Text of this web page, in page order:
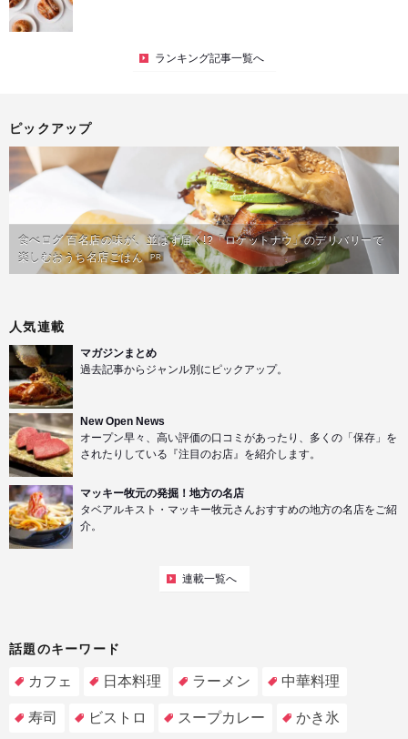
ランキング記事一覧へ
ピックアップ
食べログ 百名店の味が、並ばず届く!?「ロケットナウ」のデリバリーで
楽しむおうち名店ごはん PR
人気連載
マガジンまとめ
過去記事からジャンル別にピックアップ。
New Open News
オープン早々、高い評価の口コミがあったり、多くの「保存」を
されたりしている『注目のお店』を紹介します。
マッキー牧元の発掘！地方の名店
タベアルキスト・マッキー牧元さんおすすめの地方の名店をご紹
介。
連載一覧へ
話題のキーワード
カフェ 日本料理 ラーメン 中華料理
寿司 ビストロ スープカレー かき氷